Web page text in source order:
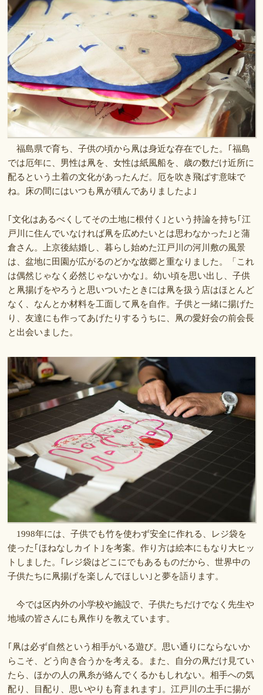
福島県で育ち、子供の頃から凧は身近な存在でした。｢福島
では厄年に、男性は凧を、女性は紙風船を、歳の数だけ近所に
配るという土着の文化があったんだ。厄を吹き飛ばす意味で
ね。床の間にはいつも凧が積んでありましたよ｣
｢文化はあるべくしてその土地に根付く｣という持論を持ち｢江
戸川に住んでいなければ凧を広めたいとは思わなかった｣と蒲
倉さん。上京後結婚し、暮らし始めた江戸川の河川敷の風景
は、盆地に田園が広がるのどかな故郷と重なりました。「これ
は偶然じゃなく必然じゃないかな｣。幼い頃を思い出し、子供
と凧揚げをやろうと思いついたときには凧を扱う店はほとんど
なく、なんとか材料を工面して凧を自作。子供と一緒に揚げた
り、友達にも作ってあげたりするうちに、凧の愛好会の前会長
と出会いました。
1998年には、子供でも竹を使わず安全に作れる、レジ袋を
使った｢ほねなしカイト｣を考案。作り方は絵本にもなり大ヒッ
トしました。｢レジ袋はどこにでもあるものだから、世界中の
子供たちに凧揚げを楽しんでほしい｣と夢を語ります。
今では区内外の小学校や施設で、子供たちだけでなく先生や
地域の皆さんにも凧作りを教えています。
｢凧は必ず自然という相手がいる遊び。思い通りにならないか
らこそ、どう向き合うかを考える。また、自分の凧だけ見てい
たら、ほかの人の凧糸が絡んでくるかもしれない。相手への気
配り、目配り、思いやりも育まれます｣。江戸川の土手に揚が